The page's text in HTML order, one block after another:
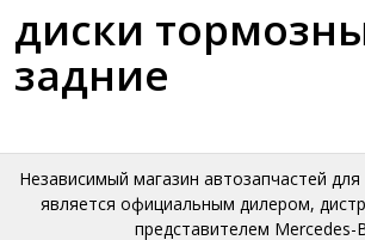
диски
задние
Независимый магазин автозапчастей
является официальным дилером,
представителем Mercedes-